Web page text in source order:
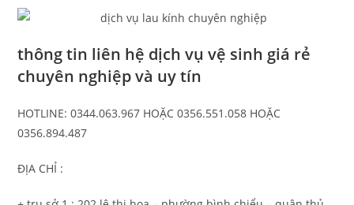
thông tin liên hệ dịch vụ vệ sinh giá rẻ
chuyên nghiệp và uy tín
HOTLINE: 0344.063.967 HOẶC 0356.551.058 HOẶC
0356.894.487
ĐỊA CHỈ :